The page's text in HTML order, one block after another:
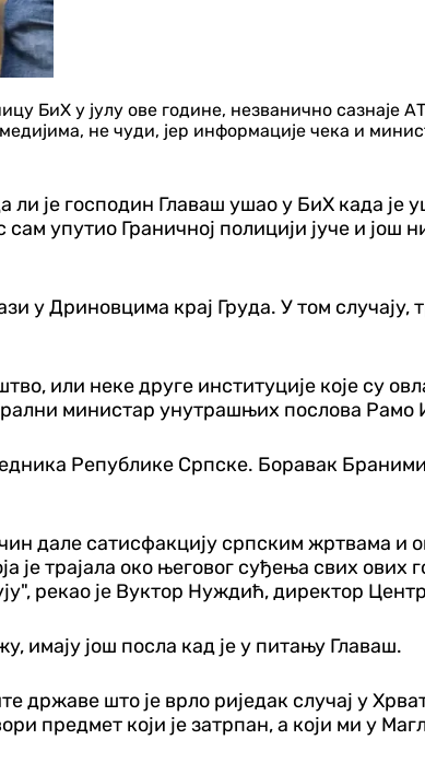
БиХ у јулу ове године, незванично сазнаје
не чуди, јер информације чека и
је господин Главаш ушао у БиХ када је
упутио Граничној полицији јуче и још
у Дриновцима крај Груда. У том случају,
или неке друге институције које су
министар унутрашњих послова Рамо
Републике Српске. Боравак
дале сатисфакцију српским жртвама и
трајала око његовог суђења свих ових
рекао је Вуктор Нуждић, директор
имају још посла кад је у питању Главаш.
државе што је врло риједак случај у
предмет који је затрпан, а који ми у